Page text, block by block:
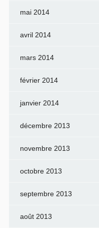
mai 2014
avril 2014
mars 2014
février 2014
janvier 2014
décembre 2013
novembre 2013
octobre 2013
septembre 2013
août 2013